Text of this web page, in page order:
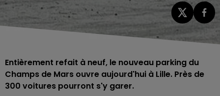
Entièrement refait à neuf, le nouveau parking du
Champs de Mars ouvre aujourd'hui à Lille. Près de
300 voitures pourront s'y garer.